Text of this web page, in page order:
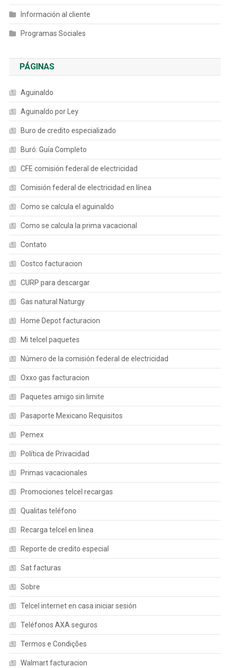
Información al cliente
Programas Sociales
PÁGINAS
Aguinaldo
Aguinaldo por Ley
Buro de credito especializado
Buró: Guía Completo
CFE comisión federal de electricidad
Comisión federal de electricidad en línea
Como se calcula el aguinaldo
Como se calcula la prima vacacional
Contato
Costco facturacion
CURP para descargar
Gas natural Naturgy
Home Depot facturacion
Mi telcel paquetes
Número de la comisión federal de electricidad
Oxxo gas facturacion
Paquetes amigo sin limite
Pasaporte Mexicano Requisitos
Pemex
Política de Privacidad
Primas vacacionales
Promociones telcel recargas
Qualitas teléfono
Recarga telcel en linea
Reporte de credito especial
Sat facturas
Sobre
Telcel internet en casa iniciar sesión
Teléfonos AXA seguros
Termos e Condições
Walmart facturacion